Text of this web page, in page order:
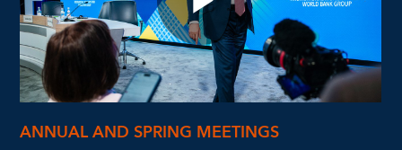
ANNUAL AND SPRING MEETINGS